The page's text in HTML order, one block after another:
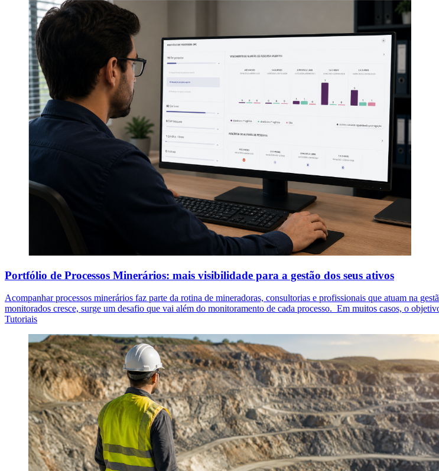
Portfólio de Processos Minerários: mais visibilidade para a gestão dos seus ativos
Acompanhar processos minerários faz parte da rotina de mineradoras, consultorias e profissionais que atuam na
monitorados cresce, surge um desafio que vai além do monitoramento de cada processo. Em muitos casos, o
Tutoriais